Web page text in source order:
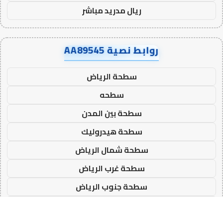
ريال مدريد مباشر
روابط نصية AA89545
سطحة الرياض
سطحه
سطحة بين المدن
سطحة هيدروليك
سطحة شمال الرياض
سطحة غرب الرياض
سطحة جنوب الرياض